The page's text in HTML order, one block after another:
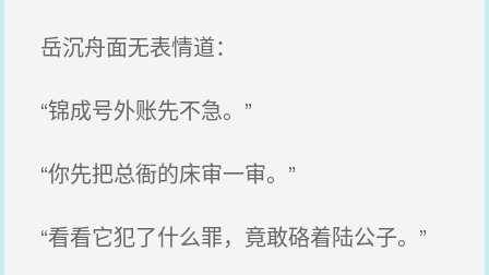
岳沉舟面无表情道：
“锦成号外账先不急。”
“你先把总衙的床审一审。”
“看看它犯了什么罪，竟敢硌着陆公子。”